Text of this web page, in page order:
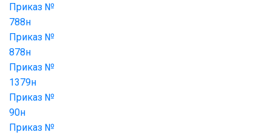
Приказ №
788н
Приказ №
878н
Приказ №
1379н
Приказ №
90н
Приказ №